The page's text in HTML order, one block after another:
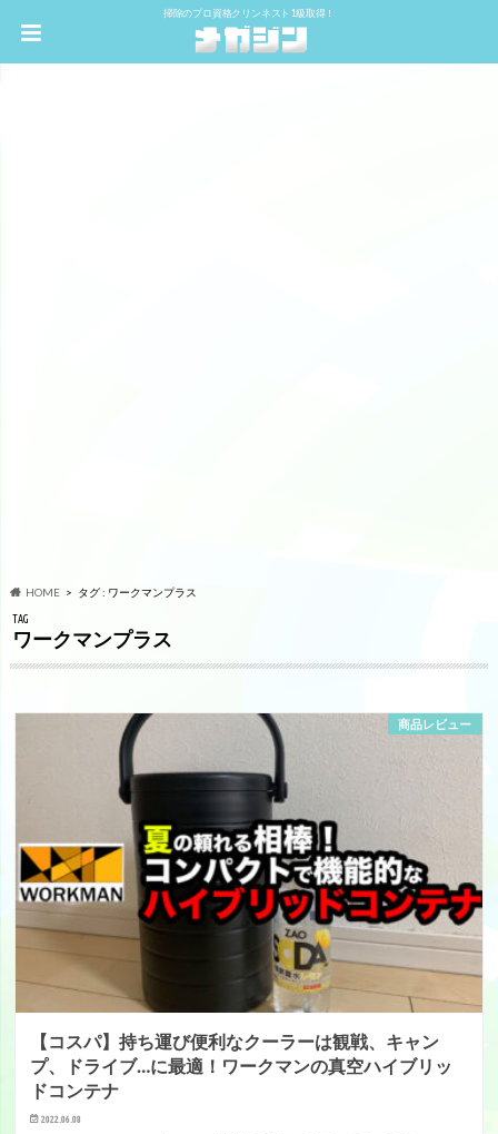
掃除のプロ資格クリンネスト1級取得！
HOME タグ : ワークマンプラス
TAG
ワークマンプラス
商品レビュー
【コスパ】持ち運び便利なクーラーは観戦、キャン
プ、ドライブ…に最適！ワークマンの真空ハイブリッ
ドコンテナ
2022.06.08